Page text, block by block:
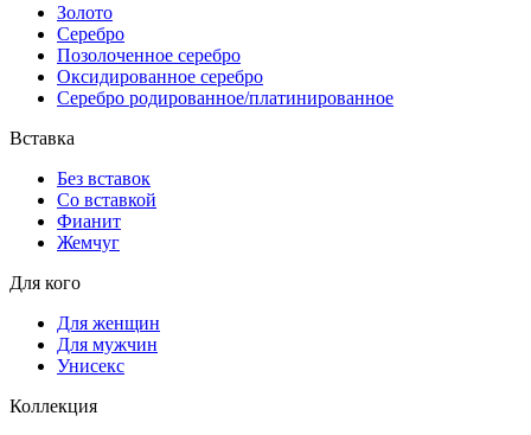
Золото
Серебро
Позолоченное серебро
Оксидированное серебро
Серебро родированное/платинированное
Вставка
Без вставок
Со вставкой
Фианит
Жемчуг
Для кого
Для женщин
Для мужчин
Унисекс
Коллекция